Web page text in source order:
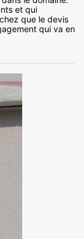
et qui
que le devis
qui va en